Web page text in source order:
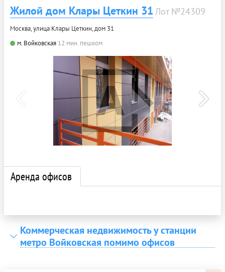
Жилой дом Клары Цеткин 31 Лот №24309
Москва, улица Клары Цеткин, дом 31
м. Войковская 12 мин. пешком
Аренда офисов
Коммерческая недвижимость у станции
метро Войковская помимо офисов